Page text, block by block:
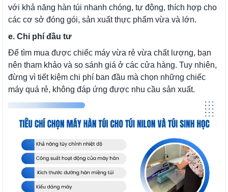
với khả năng hàn túi nhanh chóng, tự động, thích hợp cho
các cơ sở đóng gói, sản xuất thực phẩm vừa và lớn.
e. Chi phí đầu tư
Để tìm mua được chiếc máy vừa rẻ vừa chất lượng, bạn
nên tham khảo và so sánh giá ở các cửa hàng. Tuy nhiên,
đừng vì tiết kiệm chi phí ban đầu mà chọn những chiếc
máy quá rẻ, không đáp ứng được nhu cầu sản xuất.